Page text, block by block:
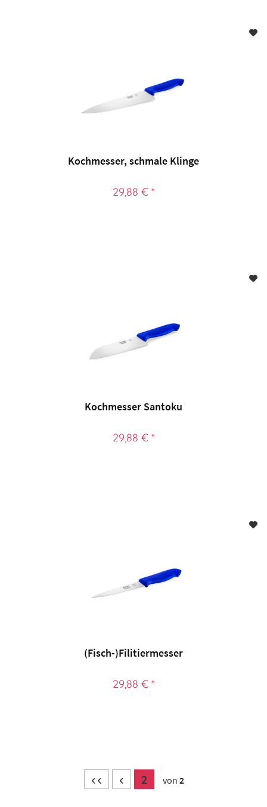
Kochmesser, schmale Klinge
29,88 € *
Kochmesser Santoku
29,88 € *
(Fisch-)Filitiermesser
29,88 € *
2 von 2